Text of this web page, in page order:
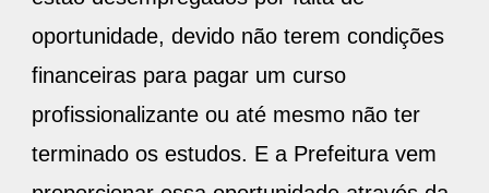
oportunidade, devido não terem condições
financeiras para pagar um curso
profissionalizante ou até mesmo não ter
terminado os estudos. E a Prefeitura vem
proporcionar essa oportunidade através da